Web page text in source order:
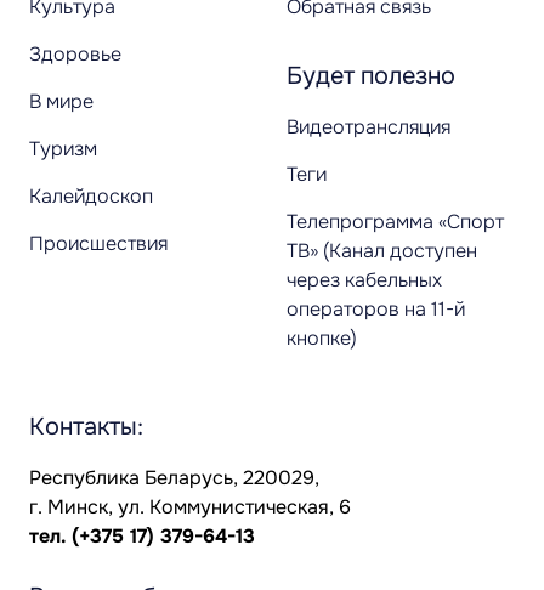
Культура
Здоровье
В мире
Туризм
Калейдоскоп
Происшествия
Обратная связь
Будет полезно
Видеотрансляция
Теги
Телепрограмма «Спорт
ТВ» (Канал доступен
через кабельных
операторов на 11-й
кнопке)
Контакты:
Республика Беларусь, 220029,
г. Минск, ул. Коммунистическая, 6
тел. (+375 17) 379-64-13